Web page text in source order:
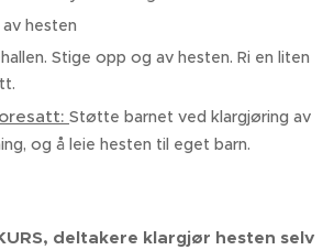
hesten
Stige opp og av hesten. Ri en liten
Støtte barnet ved klargjøring av
og å leie hesten til eget barn.
deltakere klargjør hesten selv